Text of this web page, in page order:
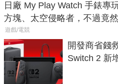
日廠 My Play Watch 手錶專
方塊、太空侵略者，不過竟
遊戲/電競
開發商省錢
Switch 2 新